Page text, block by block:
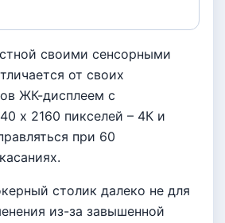
своими сенсорными
от своих
ЖК-дисплеем с
x 2160 пикселей – 4К и
при 60
столик далеко не для
из-за завышенной